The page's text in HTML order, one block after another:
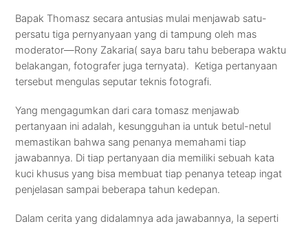
Bapak Thomasz secara antusias mulai menjawab satu-
persatu tiga pernyanyaan yang di tampung oleh mas
moderator—Rony Zakaria( saya baru tahu beberapa waktu
belakangan, fotografer juga ternyata). Ketiga pertanyaan
tersebut mengulas seputar teknis fotografi.
Yang mengagumkan dari cara tomasz menjawab
pertanyaan ini adalah, kesungguhan ia untuk betul-netul
memastikan bahwa sang penanya memahami tiap
jawabannya. Di tiap pertanyaan dia memiliki sebuah kata
kuci khusus yang bisa membuat tiap penanya teteap ingat
penjelasan sampai beberapa tahun kedepan.
Dalam cerita yang didalamnya ada jawabannya, Ia seperti